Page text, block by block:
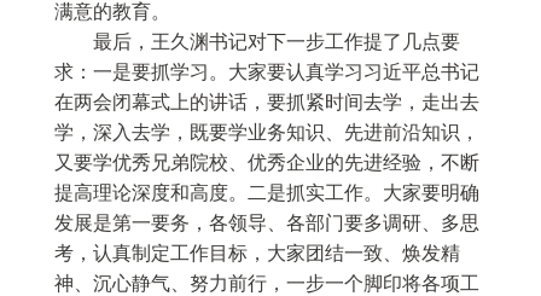
满意的教育。
最后，王久渊书记对下一步工作提了几点要
求：一是要抓学习。大家要认真学习习近平总书记
在两会闭幕式上的讲话，要抓紧时间去学，走出去
学，深入去学，既要学业务知识、先进前沿知识，
又要学优秀兄弟院校、优秀企业的先进经验，不断
提高理论深度和高度。二是抓实工作。大家要明确
发展是第一要务，各领导、各部门要多调研、多思
考，认真制定工作目标，大家团结一致、焕发精
神、沉心静气、努力前行，一步一个脚印将各项工